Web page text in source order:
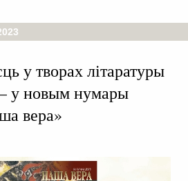
у творах літаратуры
у новым нумары
вера»